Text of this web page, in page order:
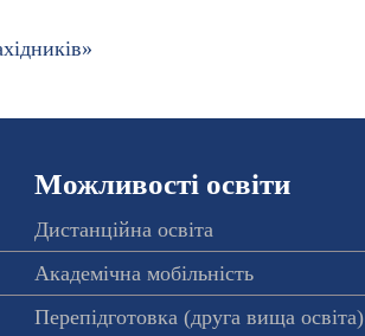
Можливості освіти
Дистанційна освіта
Академічна мобільність
Перепідготовка (друга вища освіта)